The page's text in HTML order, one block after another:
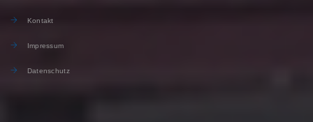
Kontakt
Impressum
Datenschutz